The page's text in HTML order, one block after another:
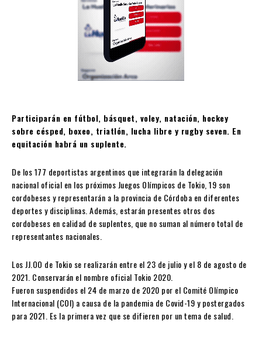
Participarán en fútbol, básquet, voley, natación, hockey
sobre césped, boxeo, triatlón, lucha libre y rugby seven. En
equitación habrá un suplente.
De los 177 deportistas argentinos que integrarán la delegación
nacional oficial en los próximos Juegos Olímpicos de Tokio, 19 son
cordobeses y representarán a la provincia de Córdoba en diferentes
deportes y disciplinas. Además, estarán presentes otros dos
cordobeses en calidad de suplentes, que no suman al número total de
representantes nacionales.
Los JJ.OO de Tokio se realizarán entre el 23 de julio y el 8 de agosto de
2021. Conservarán el nombre oficial Tokio 2020.
Fueron suspendidos el 24 de marzo de 2020 por el Comité Olímpico
Internacional (COI) a causa de la pandemia de Covid-19 y postergados
para 2021. Es la primera vez que se difieren por un tema de salud.